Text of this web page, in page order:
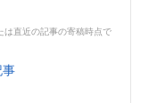
は直近の記事の寄稿時点で